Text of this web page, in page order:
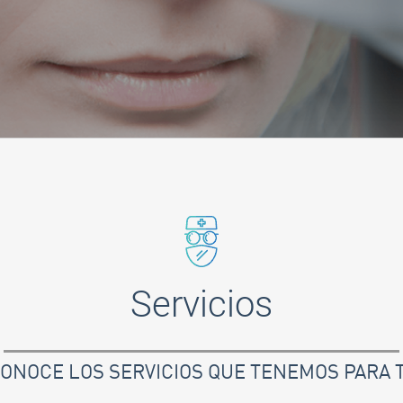
Servicios
LOS SERVICIOS QUE TENEMOS PARA